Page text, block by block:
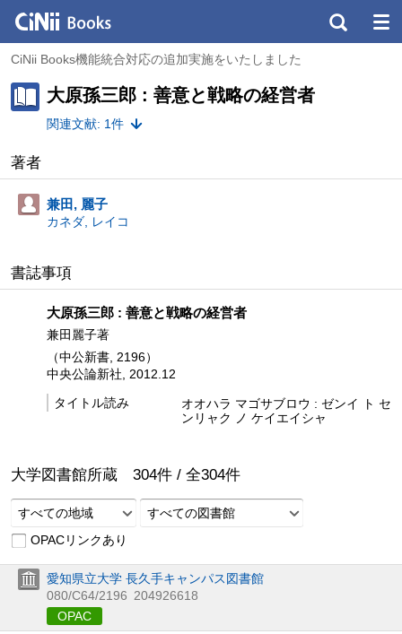
CiNii Books機能統合対応の追加実施をいたしました
大原孫三郎 : 善意と戦略の経営者
関連文献: 1件
著者
兼田, 麗子
カネダ, レイコ
書誌事項
大原孫三郎 : 善意と戦略の経営者
兼田麗子著
（中公新書, 2196）
中央公論新社, 2012.12
タイトル読み
オオハラ マゴサブロウ : ゼンイ ト セ
ンリャク ノ ケイエイシャ
大学図書館所蔵 304件 / 全304件
すべての地域
すべての図書館
OPACリンクあり
愛知県立大学 長久手キャンパス図書館
080/C64/2196 204926618
OPAC